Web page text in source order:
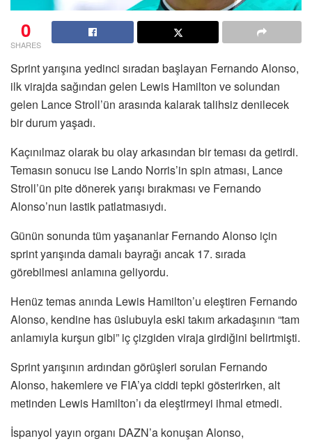
0
SHARES
Sprint yarışına yedinci sıradan başlayan Fernando Alonso,
ilk virajda sağından gelen Lewis Hamilton ve solundan
gelen Lance Stroll’ün arasında kalarak talihsiz denilecek
bir durum yaşadı.
Kaçınılmaz olarak bu olay arkasından bir teması da getirdi.
Temasın sonucu ise Lando Norris’in spin atması, Lance
Stroll’ün pite dönerek yarışı bırakması ve Fernando
Alonso’nun lastik patlatmasıydı.
Günün sonunda tüm yaşananlar Fernando Alonso için
sprint yarışında damalı bayrağı ancak 17. sırada
görebilmesi anlamına geliyordu.
Henüz temas anında Lewis Hamilton’u eleştiren Fernando
Alonso, kendine has üslubuyla eski takım arkadaşının “tam
anlamıyla kurşun gibi” iç çizgiden viraja girdiğini belirtmişti.
Sprint yarışının ardından görüşleri sorulan Fernando
Alonso, hakemlere ve FIA’ya ciddi tepki gösterirken, alt
metinden Lewis Hamilton’ı da eleştirmeyi ihmal etmedi.
İspanyol yayın organı DAZN’a konuşan Alonso,